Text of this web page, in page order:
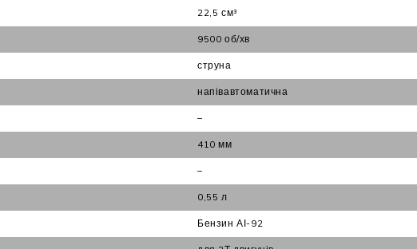
22,5 см³
9500 об/хв
струна
напівавтоматична
–
410 мм
–
0,55 л
Бензин АІ-92